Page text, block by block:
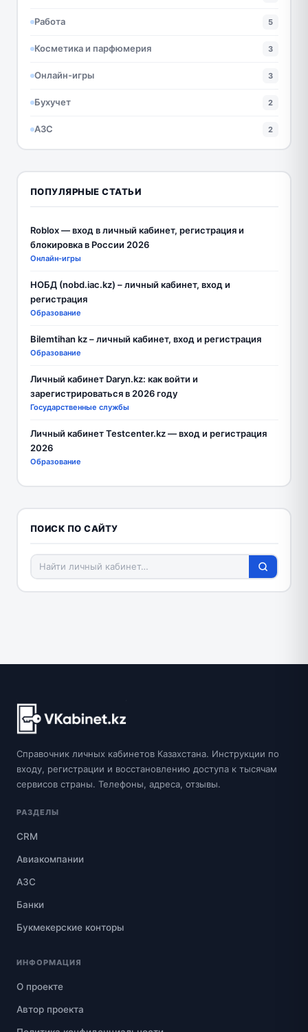
Работа 5
Косметика и парфюмерия 3
Онлайн-игры 3
Бухучет 2
АЗС 2
ПОПУЛЯРНЫЕ СТАТЬИ
Roblox — вход в личный кабинет, регистрация и
блокировка в России 2026
Онлайн-игры
НОБД (nobd.iac.kz) – личный кабинет, вход и
регистрация
Образование
Bilemtihan kz – личный кабинет, вход и регистрация
Образование
Личный кабинет Daryn.kz: как войти и
зарегистрироваться в 2026 году
Государственные службы
Личный кабинет Testcenter.kz — вход и регистрация
2026
Образование
ПОИСК ПО САЙТУ
Справочник личных кабинетов Казахстана. Инструкции по
входу, регистрации и восстановлению доступа к тысячам
сервисов страны. Телефоны, адреса, отзывы.
РАЗДЕЛЫ
CRM
Авиакомпании
АЗС
Банки
Букмекерские конторы
ИНФОРМАЦИЯ
О проекте
Автор проекта